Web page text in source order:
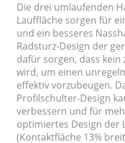
Die drei umlaufenden
Lauffläche sorgen für
und ein besseres
Radsturz-Design der
dafür sorgen, dass
wird, um einen
effektiv vorzubeugen.
Profilschulter-Design
verbessern und für
optimiertes Design der
(Kontaktfläche 13%